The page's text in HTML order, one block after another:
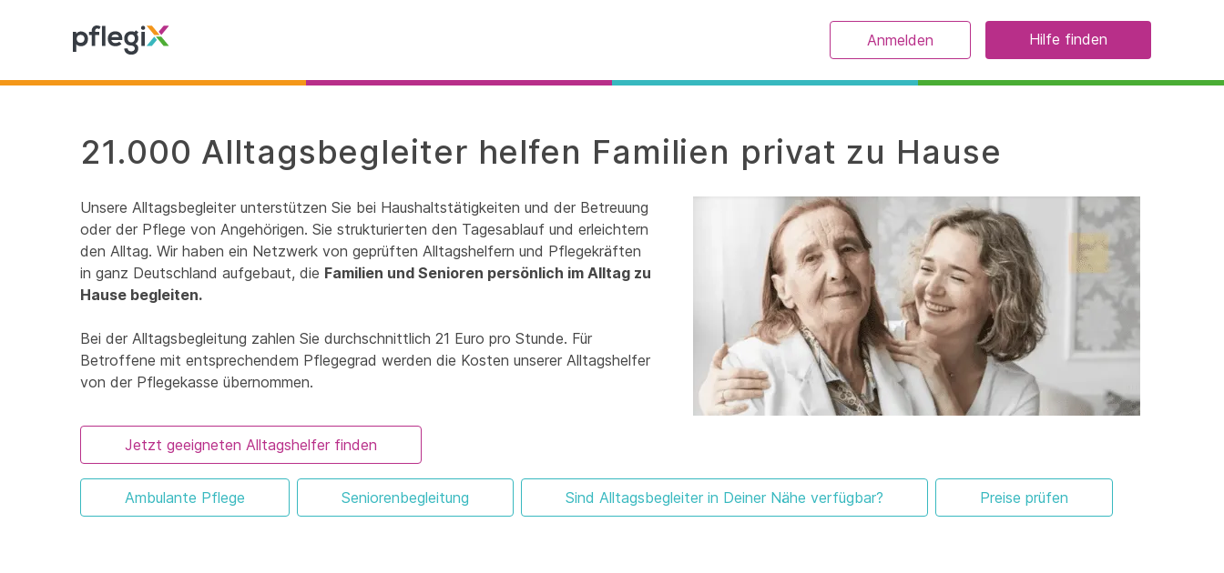
Anmelden Hilfe finden
21.000 Alltagsbegleiter helfen Familien privat zu Hause
Unsere Alltagsbegleiter unterstützen Sie bei Haushaltstätigkeiten und der Betreuung
oder der Pflege von Angehörigen. Sie strukturierten den Tagesablauf und erleichtern
den Alltag. Wir haben ein Netzwerk von geprüften Alltagshelfern und Pflegekräften
in ganz Deutschland aufgebaut, die Familien und Senioren persönlich im Alltag zu
Hause begleiten.
Bei der Alltagsbegleitung zahlen Sie durchschnittlich 21 Euro pro Stunde. Für
Betroffene mit entsprechendem Pflegegrad werden die Kosten unserer Alltagshelfer
von der Pflegekasse übernommen.
Jetzt geeigneten Alltagshelfer finden
Ambulante Pflege Seniorenbegleitung Sind Alltagsbegleiter in Deiner Nähe verfügbar? Preise prüfen